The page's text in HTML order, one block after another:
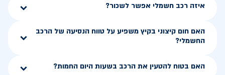
איזה רכב חשמלי אפשר לשכור?
האם חום קיצוני בקיץ משפיע על טווח הנסיעה של הרכב
החשמלי?
האם בטוח להטעין את הרכב בשעות היום החמות?